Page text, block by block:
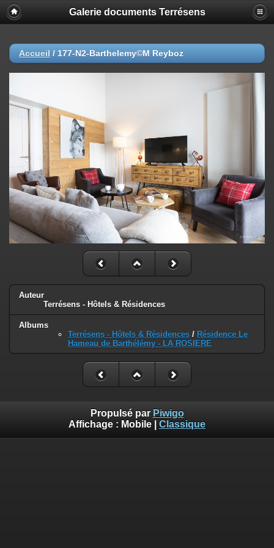
Galerie documents Terrésens
Accueil / 177-N2-Barthelemy©M Reyboz
Auteur
Terrésens - Hôtels & Résidences
Albums
Terrésens - Hôtels & Résidences / Résidence Le
Hameau de Barthélémy - LA ROSIERE
Propulsé par Piwigo
Affichage : Mobile Classique